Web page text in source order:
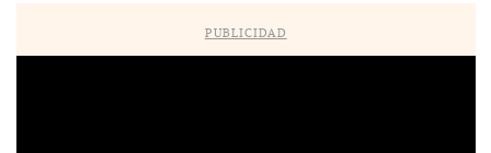
PUBLICIDAD